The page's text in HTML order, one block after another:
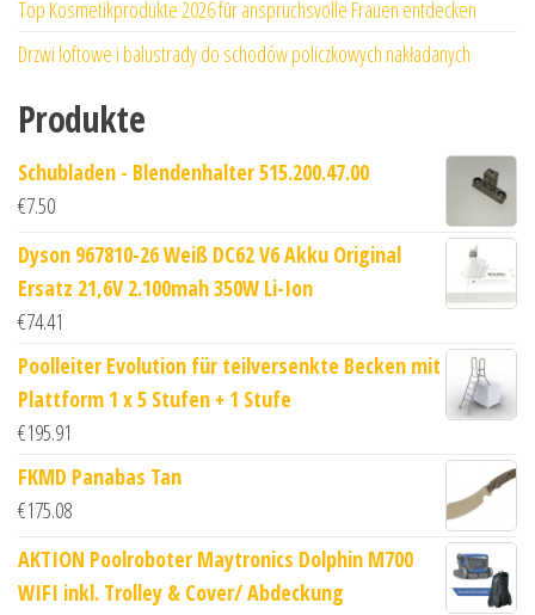
Top Kosmetikprodukte 2026 für anspruchsvolle Frauen entdecken
Drzwi loftowe i balustrady do schodów policzkowych nakładanych
Produkte
Schubladen - Blendenhalter 515.200.47.00
€7.50
Dyson 967810-26 Weiß DC62 V6 Akku Original
Ersatz 21,6V 2.100mah 350W Li-Ion
€74.41
Poolleiter Evolution für teilversenkte Becken mit
Plattform 1 x 5 Stufen + 1 Stufe
€195.91
FKMD Panabas Tan
€175.08
AKTION Poolroboter Maytronics Dolphin M700
WIFI inkl. Trolley & Cover/ Abdeckung